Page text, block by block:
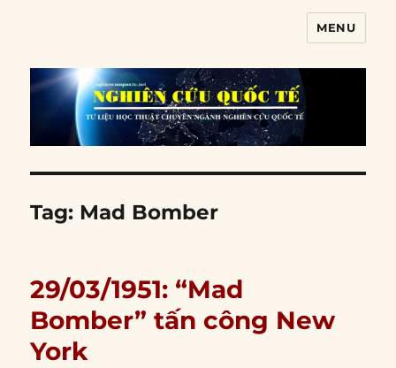
MENU
Tag: Mad Bomber
29/03/1951: “Mad
Bomber” tấn công New
York